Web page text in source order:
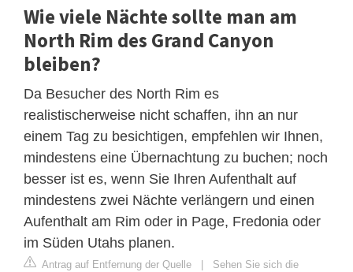
Wie viele Nächte sollte man am
North Rim des Grand Canyon
bleiben?
Da Besucher des North Rim es
realistischerweise nicht schaffen, ihn an nur
einem Tag zu besichtigen, empfehlen wir Ihnen,
mindestens eine Übernachtung zu buchen; noch
besser ist es, wenn Sie Ihren Aufenthalt auf
mindestens zwei Nächte verlängern und einen
Aufenthalt am Rim oder in Page, Fredonia oder
im Süden Utahs planen.
Antrag auf Entfernung der Quelle
Sehen Sie sich die